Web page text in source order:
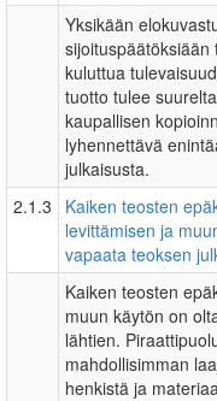
Yksikään
sijoituspäätöksiään
kuluttua
tuotto tulee
kaupallisen
lyhennettävä
julkaisusta.
2.1.3
Kaiken teosten
levittämisen ja
vapaata teoksen
Kaiken teosten
muun käytön on
lähtien.
mahdollisimman
henkistä ja